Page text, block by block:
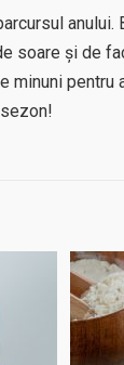
anului.
soare și de
minuni